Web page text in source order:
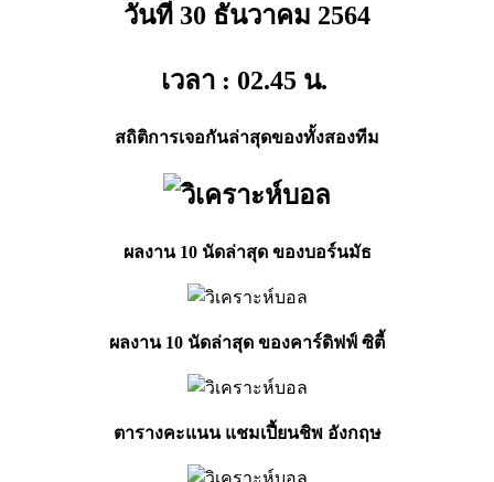
วันที่ 30 ธันวาคม 2564
เวลา : 02.45 น.
สถิติการเจอกันล่าสุดของทั้งสองทีม
ผลงาน 10 นัดล่าสุด ของบอร์นมัธ
ผลงาน 10 นัดล่าสุด ของคาร์ดิฟฟ์ ซิตี้
ตารางคะแนน แชมเปี้ยนชิพ อังกฤษ